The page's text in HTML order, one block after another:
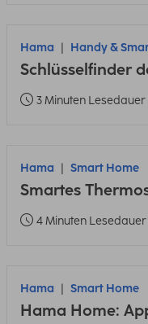
Hama Handy &
Schlüsselfinder
3 Minuten Lesedauer
Hama Smart Home
Smartes
4 Minuten Lesedauer
Hama Smart Home
Hama Home: